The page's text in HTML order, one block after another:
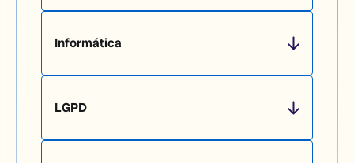
Informática
LGPD